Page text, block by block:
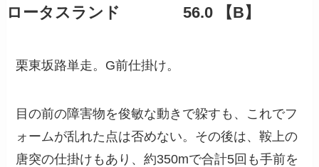
ロータスランド 56.0 【B】
栗東坂路単走。G前仕掛け。
目の前の障害物を俊敏な動きで躱すも、これでフ
ォームが乱れた点は否めない。その後は、鞍上の
唐突の仕掛けもあり、約350mで合計5回も手前を